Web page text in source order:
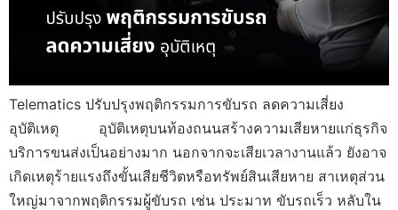
Telematics ปรับปรุงพฤติกรรมการขับรถ ลดความเสี่ยง
อุบัติเหตุ อุบัติเหตุบนท้องถนนสร้างความเสียหายแก่ธุรกิจ
บริการขนส่งเป็นอย่างมาก นอกจากจะเสียเวลางานแล้ว ยังอาจ
เกิดเหตุร้ายแรงถึงขั้นเสียชีวิตหรือทรัพย์สินเสียหาย สาเหตุส่วน
ใหญ่มาจากพฤติกรรมผู้ขับรถ เช่น ประมาท ขับรถเร็ว หลับใน